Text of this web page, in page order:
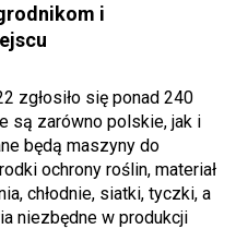
i
zgłosiło się ponad 240
są zarówno polskie, jak i
będą maszyny do
ochrony roślin, materiał
chłodnie, siatki, tyczki, a
niezbędne w produkcji